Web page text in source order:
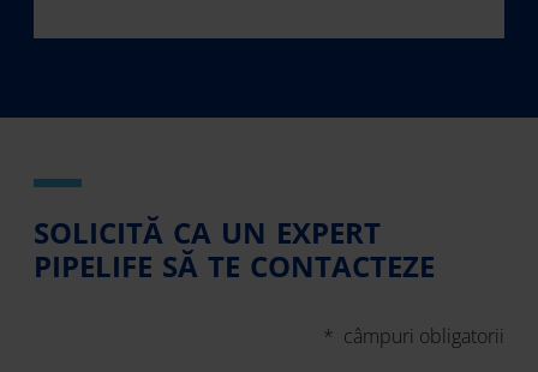
SOLICITĂ CA UN EXPERT
PIPELIFE SĂ TE CONTACTEZE
* câmpuri obligatorii